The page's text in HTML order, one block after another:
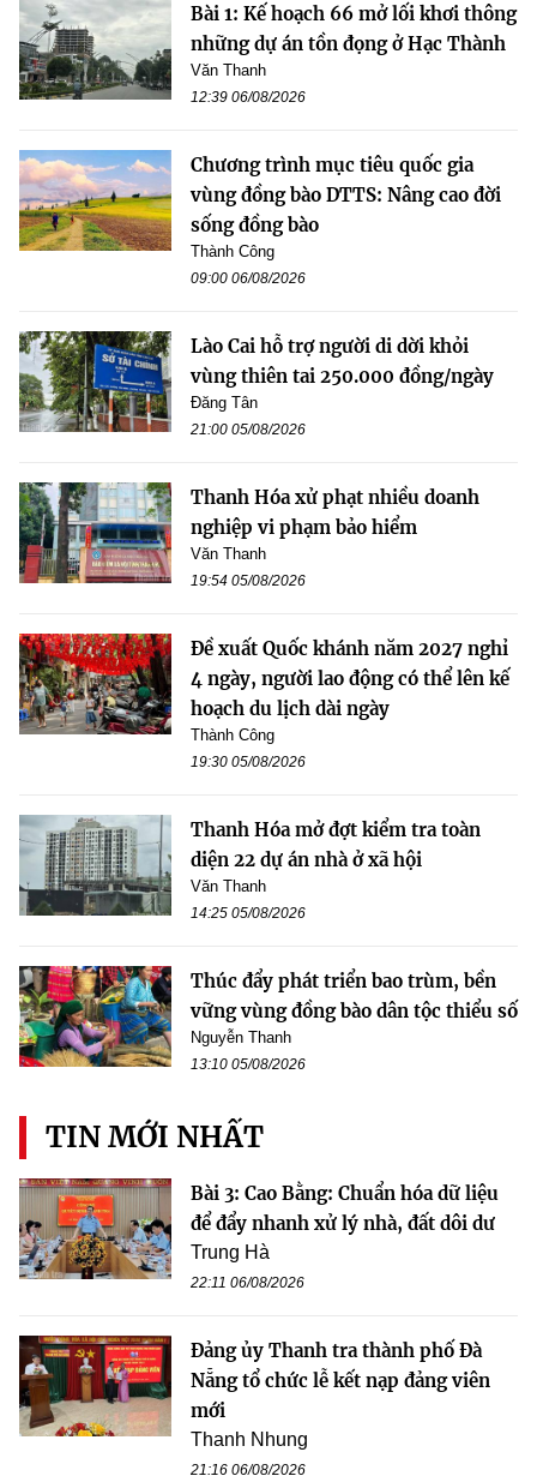
Bài 1: Kế hoạch 66 mở lối khơi thông
những dự án tồn đọng ở Hạc Thành
Văn Thanh
12:39 06/08/2026
Chương trình mục tiêu quốc gia
vùng đồng bào DTTS: Nâng cao đời
sống đồng bào
Thành Công
09:00 06/08/2026
Lào Cai hỗ trợ người di dời khỏi
vùng thiên tai 250.000 đồng/ngày
Đăng Tân
21:00 05/08/2026
Thanh Hóa xử phạt nhiều doanh
nghiệp vi phạm bảo hiểm
Văn Thanh
19:54 05/08/2026
Đề xuất Quốc khánh năm 2027 nghỉ
4 ngày, người lao động có thể lên kế
hoạch du lịch dài ngày
Thành Công
19:30 05/08/2026
Thanh Hóa mở đợt kiểm tra toàn
diện 22 dự án nhà ở xã hội
Văn Thanh
14:25 05/08/2026
Thúc đẩy phát triển bao trùm, bền
vững vùng đồng bào dân tộc thiểu số
Nguyễn Thanh
13:10 05/08/2026
TIN MỚI NHẤT
Bài 3: Cao Bằng: Chuẩn hóa dữ liệu
để đẩy nhanh xử lý nhà, đất dôi dư
Trung Hà
22:11 06/08/2026
Đảng ủy Thanh tra thành phố Đà
Nẵng tổ chức lễ kết nạp đảng viên
mới
Thanh Nhung
21:16 06/08/2026